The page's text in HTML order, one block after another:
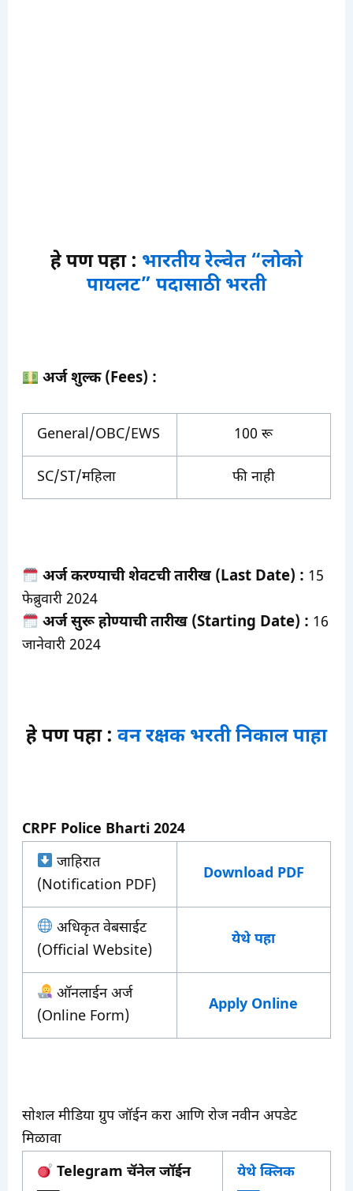
हे पण पहा : भारतीय रेल्वेत “लोको
पायलट” पदासाठी भरती
अर्ज शुल्क (Fees) :
General/OBC/EWS 100 रू
SC/ST/महिला फी नाही
अर्ज करण्याची शेवटची तारीख (Last Date) : 15
फेब्रुवारी 2024
अर्ज सुरू होण्याची तारीख (Starting Date) : 16
जानेवारी 2024
हे पण पहा : वन रक्षक भरती निकाल पाहा
CRPF Police Bharti 2024
जाहिरात
(Notification PDF)
Download PDF
अधिकृत वेबसाईट
(Official Website)
येथे पहा
ऑनलाईन अर्ज
(Online Form)
Apply Online
सोशल मीडिया ग्रुप जॉईन करा आणि रोज नवीन अपडेट
मिळावा
Telegram चॅनेल जॉईन
येथे क्लिक